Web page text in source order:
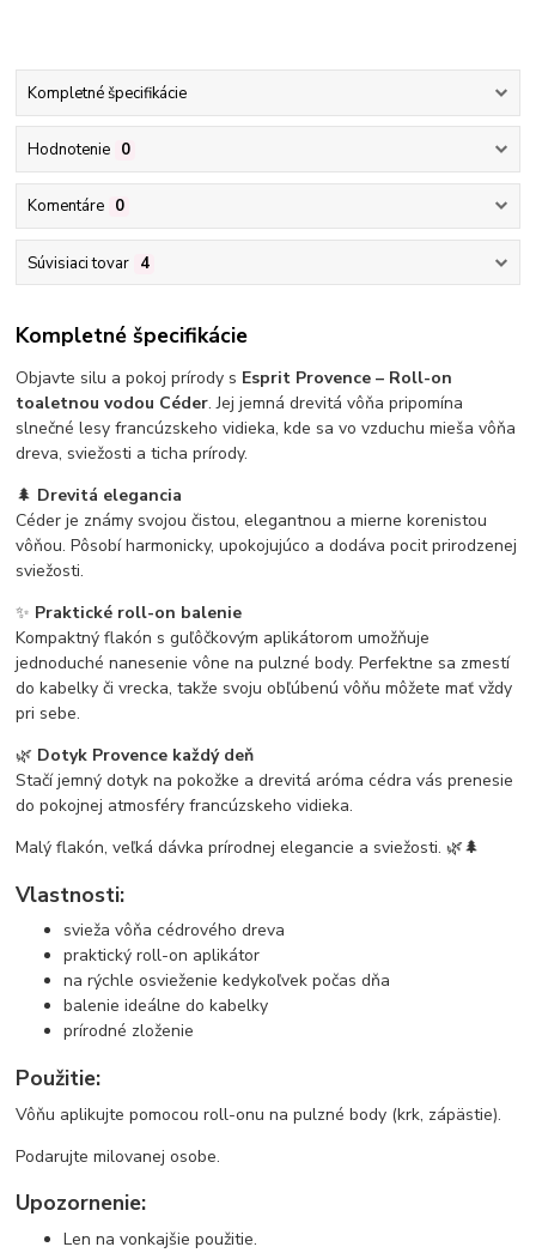
Kompletné špecifikácie
Hodnotenie 0
Komentáre 0
Súvisiaci tovar 4
Kompletné špecifikácie
Objavte silu a pokoj prírody s Esprit Provence – Roll-on
toaletnou vodou Céder. Jej jemná drevitá vôňa pripomína
slnečné lesy francúzskeho vidieka, kde sa vo vzduchu mieša vôňa
dreva, sviežosti a ticha prírody.
🌲 Drevitá elegancia
Céder je známy svojou čistou, elegantnou a mierne korenistou
vôňou. Pôsobí harmonicky, upokojujúco a dodáva pocit prirodzenej
sviežosti.
✨ Praktické roll-on balenie
Kompaktný flakón s guľôčkovým aplikátorom umožňuje
jednoduché nanesenie vône na pulzné body. Perfektne sa zmestí
do kabelky či vrecka, takže svoju obľúbenú vôňu môžete mať vždy
pri sebe.
🌿 Dotyk Provence každý deň
Stačí jemný dotyk na pokožke a drevitá aróma cédra vás prenesie
do pokojnej atmosféry francúzskeho vidieka.
Malý flakón, veľká dávka prírodnej elegancie a sviežosti. 🌿🌲
Vlastnosti:
svieža vôňa cédrového dreva
praktický roll-on aplikátor
na rýchle osvieženie kedykoľvek počas dňa
balenie ideálne do kabelky
prírodné zloženie
Použitie:
Vôňu aplikujte pomocou roll-onu na pulzné body (krk, zápästie).
Podarujte milovanej osobe.
Upozornenie:
Len na vonkajšie použitie.